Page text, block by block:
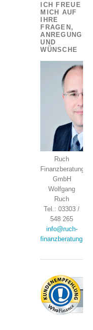
ICH FREUE
MICH AUF
IHRE
FRAGEN,
ANREGUNGEN
UND
WÜNSCHE
Ruch
Finanzberatung
GmbH
Wolfgang
Ruch
Tel.: 03303 /
548 265
info@ruch-
finanzberatung.de